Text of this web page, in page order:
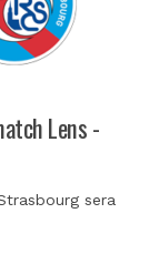
Lens -
sera